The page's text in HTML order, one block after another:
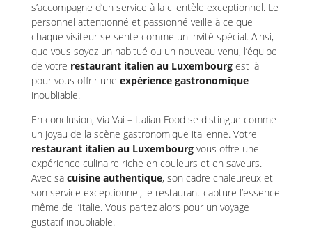
s’accompagne d’un service à la clientèle exceptionnel. Le
personnel attentionné et passionné veille à ce que
chaque visiteur se sente comme un invité spécial. Ainsi,
que vous soyez un habitué ou un nouveau venu, l’équipe
de votre restaurant italien au Luxembourgest là
pour vous offrir une expérience gastronomique
inoubliable.
En conclusion, Via Vai – Italian Food se distingue comme
un joyau de la scène gastronomique italienne. Votre
restaurant italien au Luxembourgvous offre une
expérience culinaire riche en couleurs et en saveurs.
Avec sa cuisine authentique, son cadre chaleureux et
son service exceptionnel, le restaurant capture l’essence
même de l’Italie. Vous partez alors pour un voyage
gustatif inoubliable.